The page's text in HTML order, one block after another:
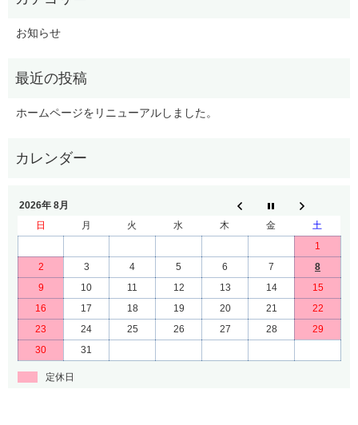
お知らせ
ホームページをリニューアルしました。
2026年 8月
日
月 火 水 木 金
土
1
2
3 4 5 6 7
8
9
10 11 12 13 14
15
16
17 18 19 20 21
22
23
24 25 26 27 28
29
30
31
定休日